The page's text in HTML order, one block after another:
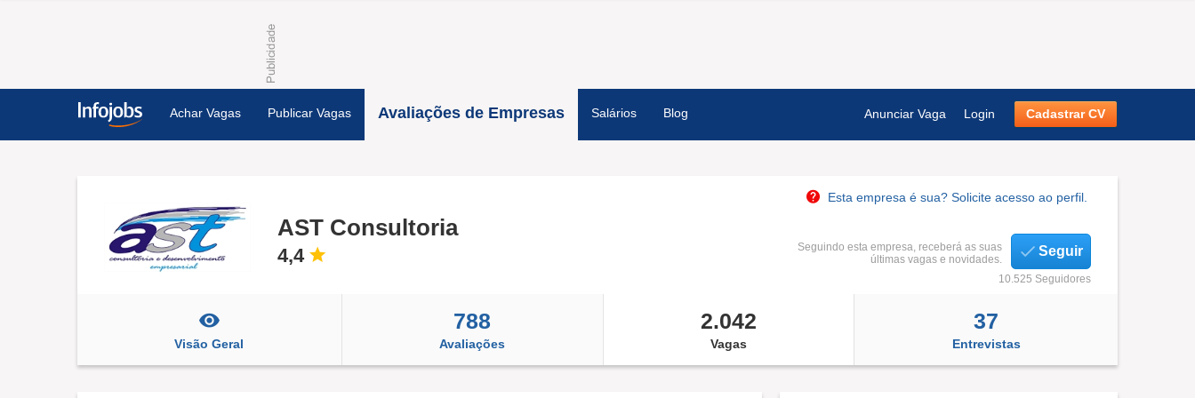
Achar Vagas Publicar Vagas Avaliações de Empresas Salários Blog Anunciar Vaga Login Cadastrar CV
Esta empresa é sua? Solicite acesso ao perfil.
AST Consultoria
4,4
Seguindo esta empresa, receberá as suas
últimas vagas e novidades.
Seguir
10.525 Seguidores
Visão Geral
788
Avaliações
2.042
Vagas
37
Entrevistas